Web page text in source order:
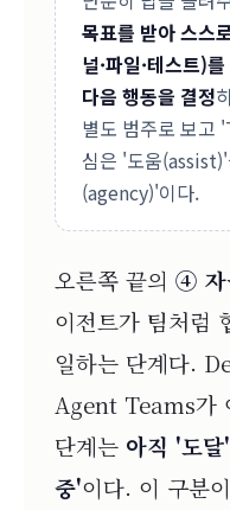
목표를 받아 스스
널·파일·테스트)
다음 행동을 결정
별도 범주로 보
심은 '도움
(agency)'이다.
오른쪽 끝의 ④ 자
이전트가 팀처럼
일하는 단계다.
Agent Teams가
단계는 아직 '도
중'이다. 이 구분